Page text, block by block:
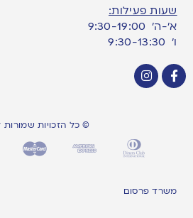
שעות פעילות:
א’-ה’ 9:30-19:00
ו׳ 9:30-13:30
© כל הזכויות שמורות
משרד פרסום